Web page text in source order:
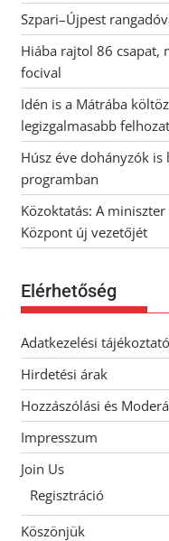
Szpari–Újpest
Hiába rajtol 86 csapat,
focival
Idén is a Mátrába
legizgalmasabb
Húsz éve dohányzók
programban
Közoktatás: A
Központ új vezetőjét
Elérhetőség
Adatkezelési tájékoztató
Hirdetési árak
Hozzászólási és
Impresszum
Join Us
Regisztráció
Köszönjük